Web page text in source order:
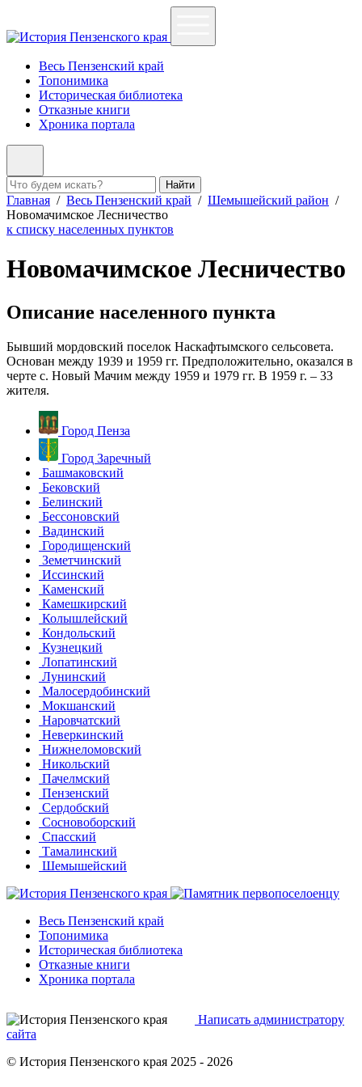
Весь Пензенский край
Топонимика
Историческая библиотека
Отказные книги
Хроника портала
Найти
Главная / Весь Пензенский край / Шемышейский район /
Новомачимское Лесничество
к списку населенных пунктов
Новомачимское Лесничество
Описание населенного пункта
Бывший мордовский поселок Наскафтымского сельсовета.
Основан между 1939 и 1959 гг. Предположительно, оказался в
черте с. Новый Мачим между 1959 и 1979 гг. В 1959 г. – 33
жителя.
Город Пенза
Город Заречный
Башмаковский
Бековский
Белинский
Бессоновский
Вадинский
Городищенский
Земетчинский
Иссинский
Каменский
Камешкирский
Колышлейский
Кондольский
Кузнецкий
Лопатинский
Лунинский
Малосердобинский
Мокшанский
Наровчатский
Неверкинский
Нижнеломовский
Никольский
Пачелмский
Пензенский
Сердобский
Сосновоборский
Спасский
Тамалинский
Шемышейский
Весь Пензенский край
Топонимика
Историческая библиотека
Отказные книги
Хроника портала
Написать администратору
сайта
© История Пензенского края 2025 - 2026